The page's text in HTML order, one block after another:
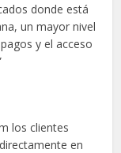
donde está
un mayor nivel
y el acceso
los clientes
en